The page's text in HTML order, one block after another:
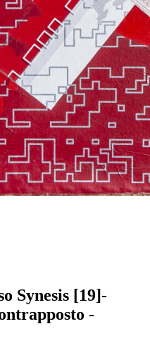
Synesis [19]-
-